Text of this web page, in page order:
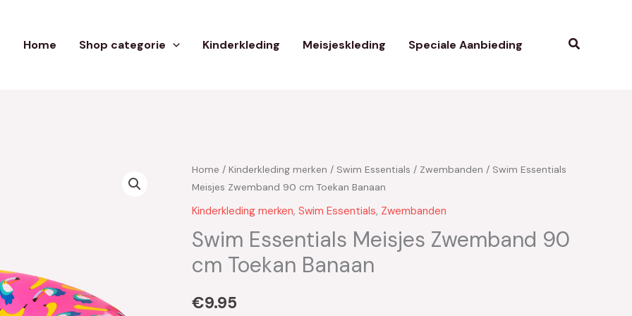
Home Shop categorie Kinderkleding Meisjeskleding Speciale Aanbieding Zoeken
Home / Kinderkleding merken / Swim Essentials / Zwembanden / Swim Essentials
Meisjes Zwemband 90 cm Toekan Banaan
Kinderkleding merken, Swim Essentials, Zwembanden
Swim Essentials Meisjes Zwemband 90
cm Toekan Banaan
€9.95